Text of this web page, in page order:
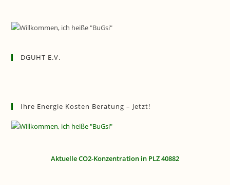
DGUHT E.V.
Ihre Energie Kosten Beratung – Jetzt!
Aktuelle CO2-Konzentration in PLZ 40882